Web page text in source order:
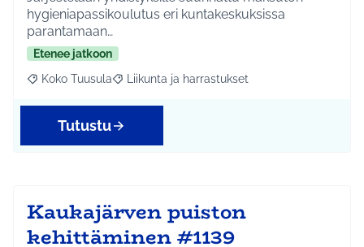
hygieniapassikoulutus eri kuntakeskuksissa
parantamaan…
Etenee jatkoon
Rajaa tulokset aihepiirin mukaan: Koko Tuusula
Koko Tuusula Rajaa tulokset teeman mukaan: Liikunta ja
Liikunta ja harrastukset
Tutustu
Kaukajärven puiston
kehittäminen #1139